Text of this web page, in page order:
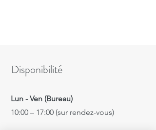
Disponibilité
Lun - Ven (Bureau)
10:00 – 17:00 (sur rendez-vous)